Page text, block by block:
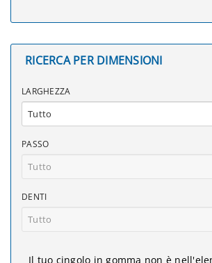
RICERCA PER DIMENSIONI
LARGHEZZA
Tutto
PASSO
Tutto
DENTI
Tutto
Il tuo cingolo in gomma non è